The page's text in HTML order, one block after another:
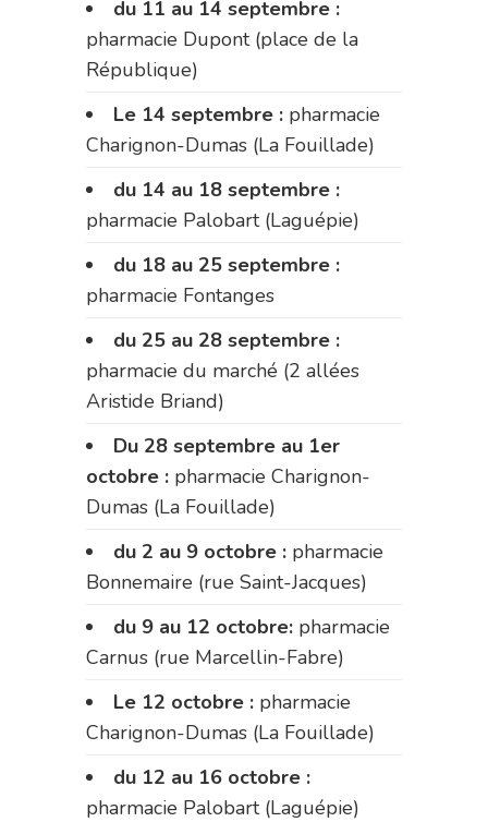
du 11 au 14 septembre :
pharmacie Dupont (place de la
République)
Le 14 septembre : pharmacie
Charignon-Dumas (La Fouillade)
du 14 au 18 septembre :
pharmacie Palobart (Laguépie)
du 18 au 25 septembre :
pharmacie Fontanges
du 25 au 28 septembre :
pharmacie du marché (2 allées
Aristide Briand)
Du 28 septembre au 1er
octobre : pharmacie Charignon-
Dumas (La Fouillade)
du 2 au 9 octobre : pharmacie
Bonnemaire (rue Saint-Jacques)
du 9 au 12 octobre: pharmacie
Carnus (rue Marcellin-Fabre)
Le 12 octobre : pharmacie
Charignon-Dumas (La Fouillade)
du 12 au 16 octobre :
pharmacie Palobart (Laguépie)